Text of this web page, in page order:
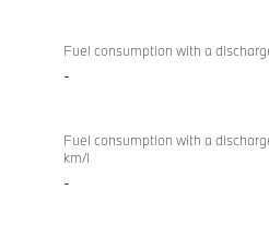
Fuel consumption with a
-
Fuel consumption with a
km/l
-